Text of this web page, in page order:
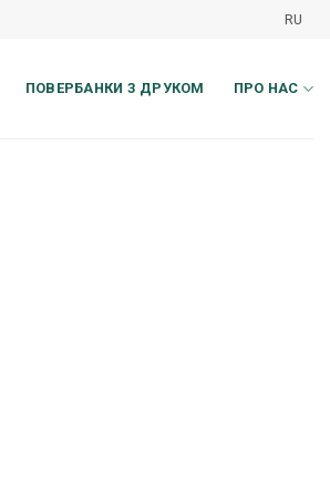
RU
ПОВЕРБАНКИ З ДРУКОМ ПРО НАС